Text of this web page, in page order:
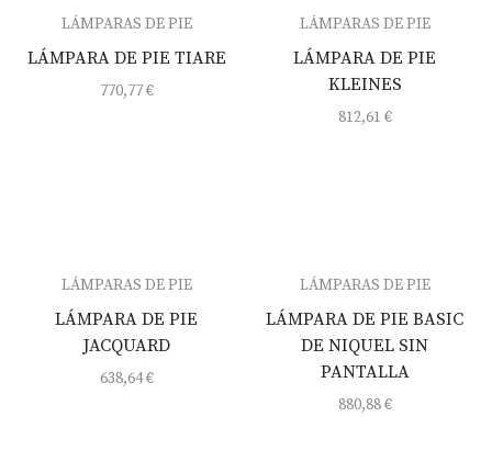
LÁMPARAS DE PIE
LÁMPARA DE PIE TIARE
770,77€
LÁMPARAS DE PIE
LÁMPARA DE PIE
KLEINES
812,61 €
LÁMPARAS DE PIE
LÁMPARA DE PIE
JACQUARD
638,64€
LÁMPARAS DE PIE
LÁMPARA DE PIE BASIC
DE NIQUEL SIN
PANTALLA
880,88€